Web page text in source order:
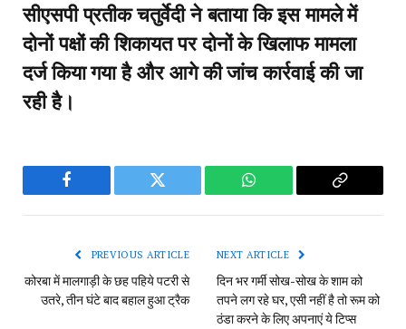
सीएसपी प्रतीक चतुर्वेदी ने बताया कि इस मामले में
दोनों पक्षों की शिकायत पर दोनों के खिलाफ मामला
दर्ज किया गया है और आगे की जांच कार्रवाई की जा
रही है।
Facebook Twitter WhatsApp
Copy
PREVIOUS ARTICLE
कोरबा में मालगाड़ी के छह पहिये पटरी से
उतरे, तीन घंटे बाद बहाल हुआ ट्रैक
NEXT ARTICLE
दिन भर गर्मी सोख-सोख के शाम को
तपने लग रहे घर, एसी नहीं है तो रूम को
ठंडा करने के लिए अपनाएं ये टिप्स